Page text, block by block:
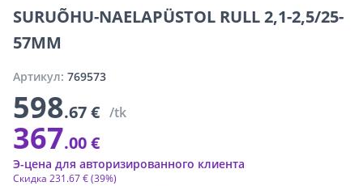
SURUÕHU-NAELAPÜSTOL RULL 2,1-2,5/25-
57MM
Артикул: 769573
598.67 € /tk
367.00 €
Скидка 231.67 €(39%)
Э-цена для авторизированного клиента